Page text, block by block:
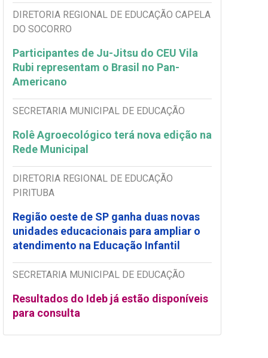
DIRETORIA REGIONAL DE EDUCAÇÃO CAPELA
DO SOCORRO
Participantes de Ju-Jitsu do CEU Vila
Rubi representam o Brasil no Pan-
Americano
SECRETARIA MUNICIPAL DE EDUCAÇÃO
Rolê Agroecológico terá nova edição na
Rede Municipal
DIRETORIA REGIONAL DE EDUCAÇÃO
PIRITUBA
Região oeste de SP ganha duas novas
unidades educacionais para ampliar o
atendimento na Educação Infantil
SECRETARIA MUNICIPAL DE EDUCAÇÃO
Resultados do Ideb já estão disponíveis
para consulta